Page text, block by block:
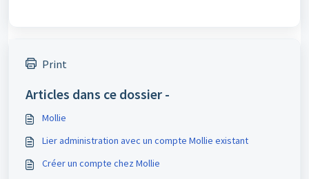
Print
Articles dans ce dossier -
Mollie
Lier administration avec un compte Mollie existant
Créer un compte chez Mollie